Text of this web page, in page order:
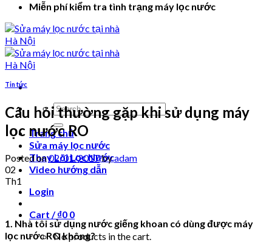
Miễn phí kiểm tra tình trạng máy lọc nước
Search
for:
Trang chủ
Sửa máy lọc nước
Thay Lõi Lọc Nước
Video hướng dẫn
Login
Cart /₫0 0
No products in the cart.
Tin tức
Câu hỏi thường gặp khi sử dụng máy
lọc nước RO
Posted on02/01/2017byadam
02
Th1
1. Nhà tôi sử dụng nước giếng khoan có dùng được máy
lọc nước RO không?